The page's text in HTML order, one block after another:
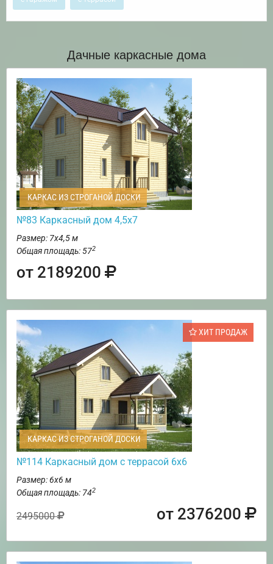
Дачные каркасные дома
КАРКАС ИЗ СТРОГАНОЙ ДОСКИ
№83 Каркасный дом 4,5х7
Размер: 7х4,5 м
Общая площадь: 572
от 2189200
ХИТ ПРОДАЖ
КАРКАС ИЗ СТРОГАНОЙ ДОСКИ
№114 Каркасный дом с террасой 6х6
Размер: 6х6 м
Общая площадь: 742
2495000 от 2376200